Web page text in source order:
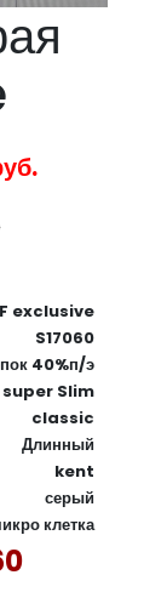
exclusive
S17060
40%п/э
super Slim
classic
Длинный
kent
серый
клетка